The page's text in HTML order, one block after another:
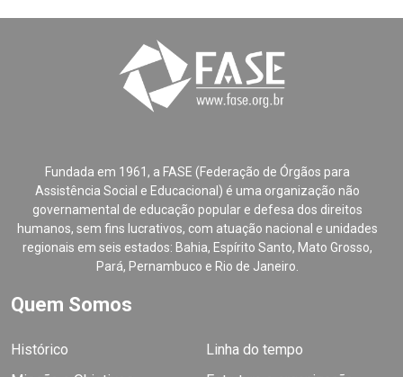
Fundada em 1961, a FASE (Federação de Órgãos para
Assistência Social e Educacional) é uma organização não
governamental de educação popular e defesa dos direitos
humanos, sem fins lucrativos, com atuação nacional e unidades
regionais em seis estados: Bahia, Espírito Santo, Mato Grosso,
Pará, Pernambuco e Rio de Janeiro.
Quem Somos
Histórico
Linha do tempo